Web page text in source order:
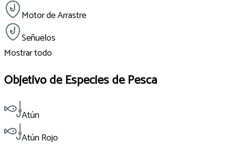
Motor de Arrastre
Señuelos
Mostrar todo
Objetivo de Especies de Pesca
Atún
Atún Rojo